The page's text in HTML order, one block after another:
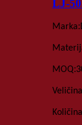
LJ-
Marka:
MOQ: